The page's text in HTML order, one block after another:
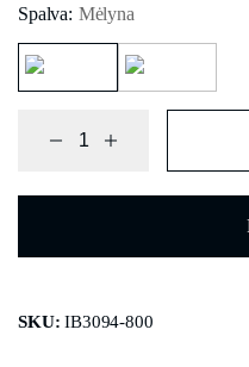
Spalva: Mėlyna
SKU:IB3094-800